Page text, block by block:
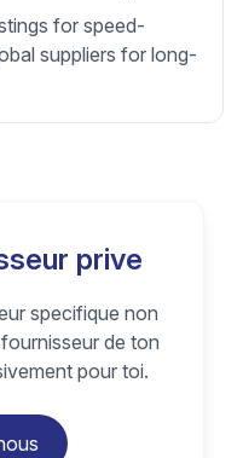
for speed-
suppliers for long-
prive
specifique non
de ton
pour toi.